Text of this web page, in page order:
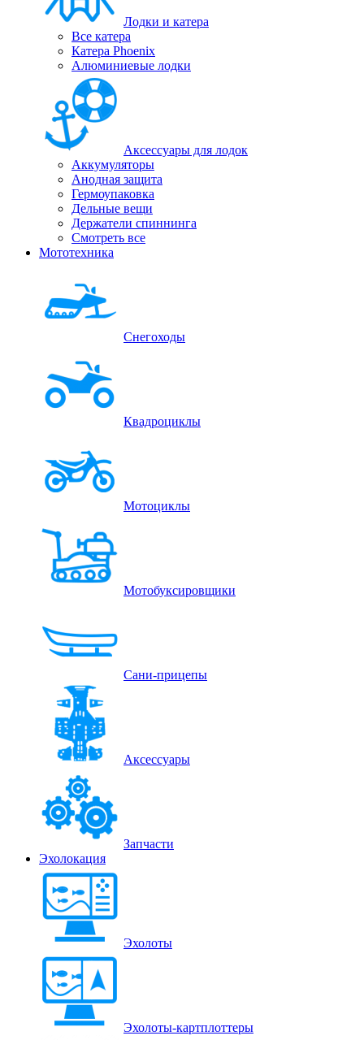
Лодки и катера
Все катера
Катера Phoenix
Алюминиевые лодки
Аксессуары для лодок
Аккумуляторы
Анодная защита
Гермоупаковка
Дельные вещи
Держатели спиннинга
Смотреть все
Мототехника
Снегоходы
Квадроциклы
Мотоциклы
Мотобуксировщики
Сани-прицепы
Аксессуары
Запчасти
Эхолокация
Эхолоты
Эхолоты-картплоттеры